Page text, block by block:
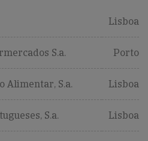
Lisboa
S.a. Porto
Alimentar, S.a. Lisboa
S.a. Lisboa